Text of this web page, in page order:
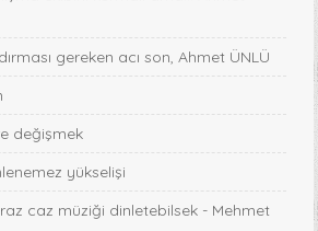
gereken acı son, Ahmet ÜNLÜ
değişmek
yükselişi
caz müziği dinletebilsek - Mehmet